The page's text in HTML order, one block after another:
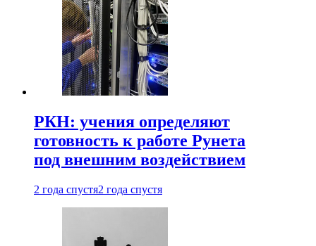
РКН: учения определяют
готовность к работе Рунета
под внешним воздействием
2 года спустя2 года спустя